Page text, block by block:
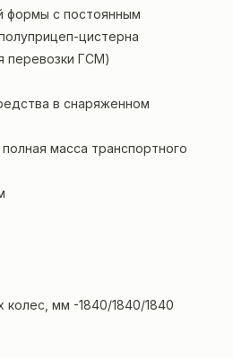
формы с постоянным
цистерна
перевозки ГСМ)
в снаряженном
масса транспортного
колес, мм -1840/1840/1840